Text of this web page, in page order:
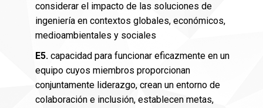
considerar el impacto de las soluciones de
ingeniería en contextos globales, económicos,
medioambientales y sociales
E5. capacidad para funcionar eficazmente en un
equipo cuyos miembros proporcionan
conjuntamente liderazgo, crean un entorno de
colaboración e inclusión, establecen metas,